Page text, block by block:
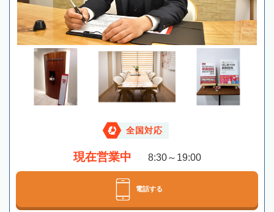
全国対応
現在営業中 8:30～19:00
電話する